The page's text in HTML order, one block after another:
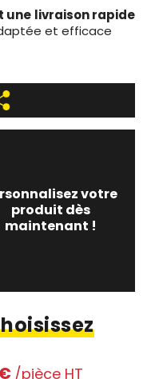
livraison rapide
et efficace
votre
produit dès
maintenant !
/pièce HT